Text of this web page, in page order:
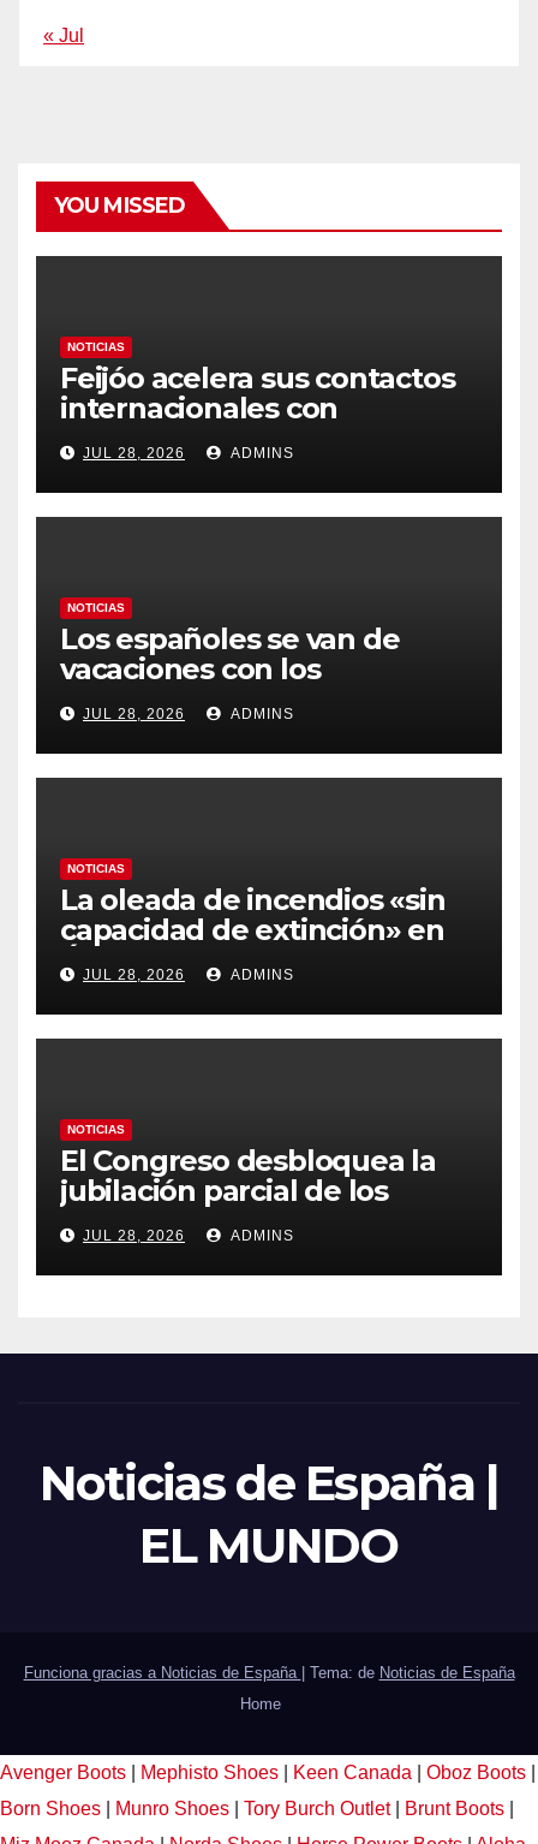
« Jul
YOU MISSED
NOTICIAS
Feijóo acelera sus contactos
internacionales con
Latinoamérica como socio
prioritario en su agenda de
gobierno
JUL 28, 2026 ADMINS
NOTICIAS
Los españoles se van de
vacaciones con los
carburantes hasta un 21%
más caros que el año pasado
y los hoteles disparados
JUL 28, 2026 ADMINS
NOTICIAS
La oleada de incendios «sin
capacidad de extinción» en
Ávila y al oeste de Madrid
obliga a declarar la
emergencia nacional
JUL 28, 2026 ADMINS
NOTICIAS
El Congreso desbloquea la
jubilación parcial de los
trabajadores laborales del
sector público
JUL 28, 2026 ADMINS
Noticias de España |
EL MUNDO
Funciona gracias a Noticias de España Tema: de Noticias de España
Home
Avenger Boots Mephisto Shoes Keen Canada Oboz Boots
Born Shoes
Munro Shoes Tory Burch Outlet Brunt Boots